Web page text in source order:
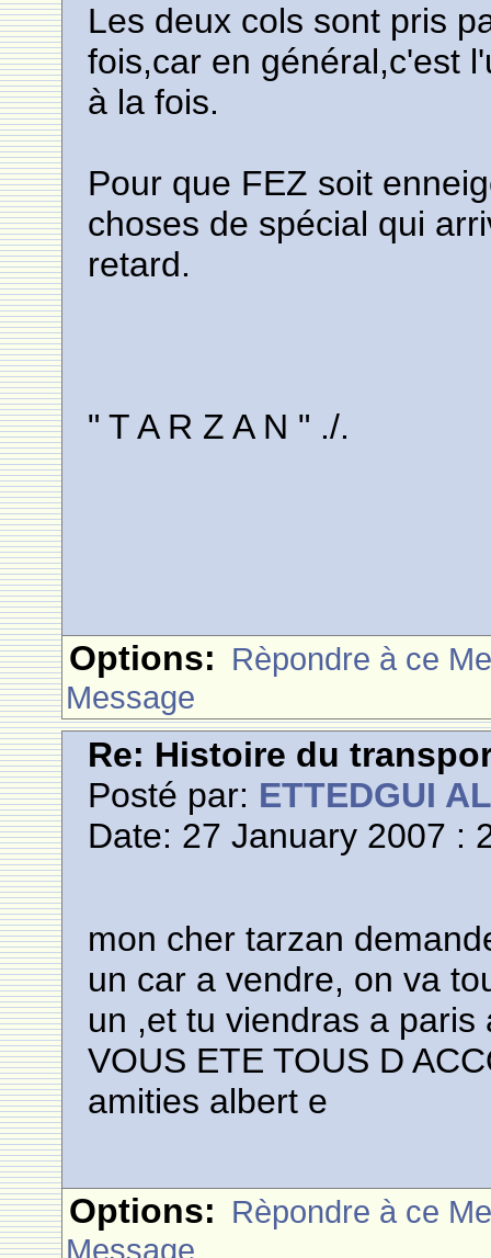
Les deux cols sont pris
fois,car en général,c'est
à la fois.
Pour que FEZ soit
choses de spécial qui
retard.
" T A R Z A N " ./.
Options: Rèpondre à ce
Message
Re: Histoire du
Posté par: ETTEDGUI
Date: 27 January 2007 :
mon cher tarzan
un car a vendre, on va
un ,et tu viendras a paris
VOUS ETE TOUS D
amities albert e
Options: Rèpondre à ce
Message